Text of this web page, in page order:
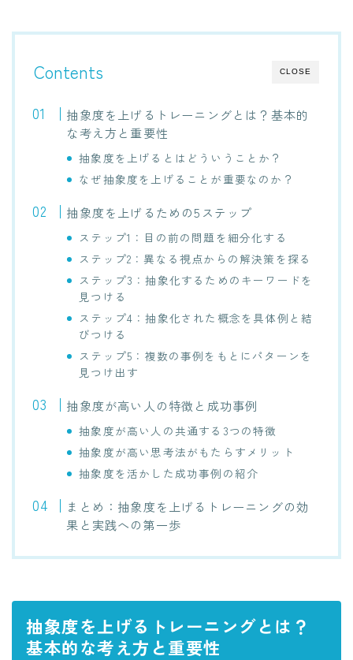
CLOSE
Contents
抽象度を上げるトレーニングとは？基本的
な考え方と重要性
抽象度を上げるとはどういうことか？
なぜ抽象度を上げることが重要なのか？
抽象度を上げるための5ステップ
ステップ1：目の前の問題を細分化する
ステップ2：異なる視点からの解決策を探る
ステップ3：抽象化するためのキーワードを
見つける
ステップ4：抽象化された概念を具体例と結
びつける
ステップ5：複数の事例をもとにパターンを
見つけ出す
抽象度が高い人の特徴と成功事例
抽象度が高い人の共通する3つの特徴
抽象度が高い思考法がもたらすメリット
抽象度を活かした成功事例の紹介
まとめ：抽象度を上げるトレーニングの効
果と実践への第一歩
抽象度を上げるトレーニングとは？
基本的な考え方と重要性